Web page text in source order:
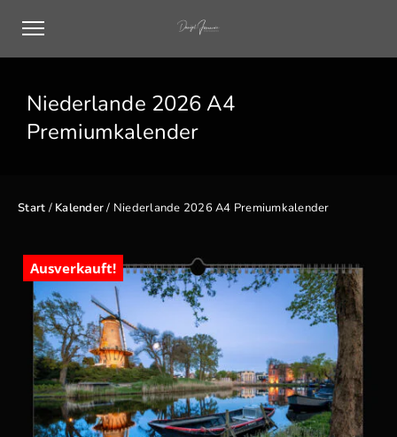
Niederlande 2026 A4
Premiumkalender
Start / Kalender/ Niederlande 2026 A4 Premiumkalender
Ausverkauft!